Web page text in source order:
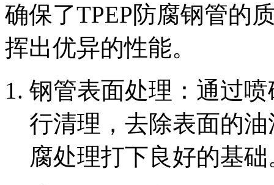
确保了TPEP防腐钢管的
挥出优异的性能。
钢管表面处理‌：通过
行清理，去除表面的
腐处理打下良好的基础